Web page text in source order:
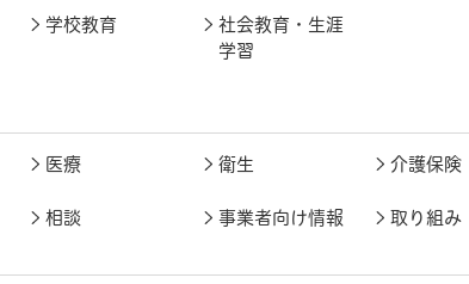
学校教育
社会教育・生涯
学習
医療 衛生 介護保険
相談 事業者向け情報 取り組み